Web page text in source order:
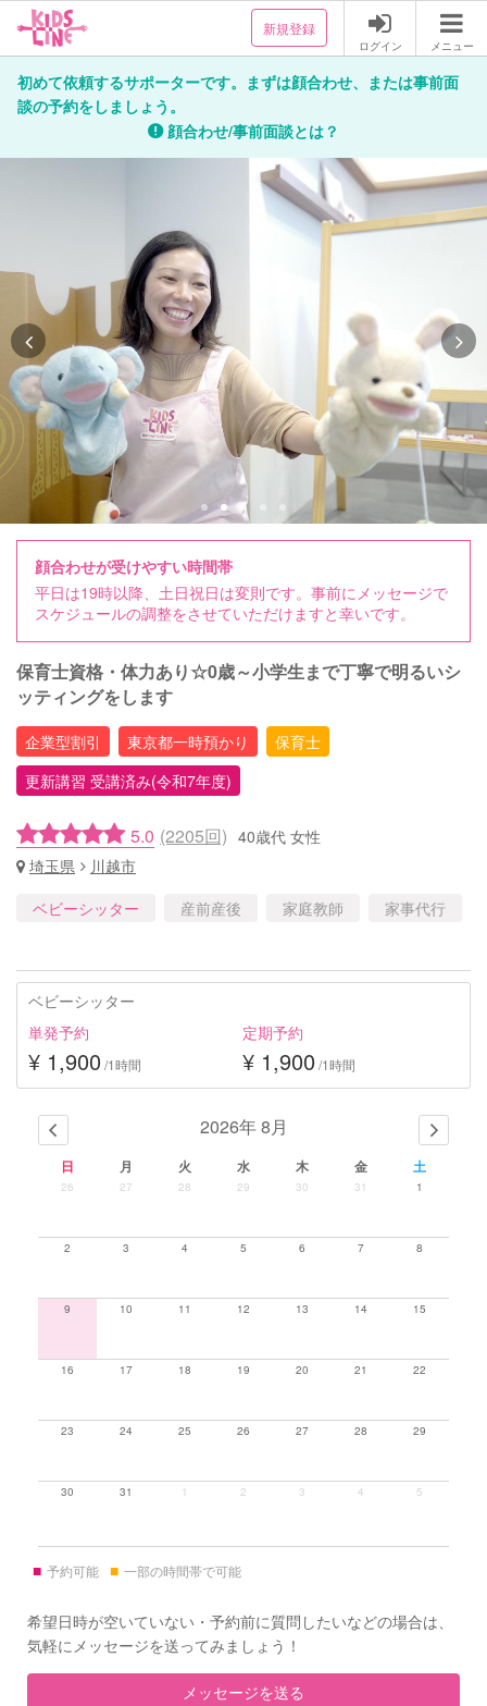
新規登録
ログイン メニュー
初めて依頼するサポーターです。まずは顔合わせ、または事前面
談の予約をしましょう。
顔合わせ/事前面談とは？
顔合わせが受けやすい時間帯
平日は19時以降、土日祝日は変則です。事前にメッセージで
スケジュールの調整をさせていただけますと幸いです。
保育士資格・体力あり☆0歳～小学生まで丁寧で明るいシ
ッティングをします
企業型割引 東京都一時預かり
保育士
更新講習 受講済み(令和7年度)
5.0 (2205回) 40歳代 女性
埼玉県
川越市
ベビーシッター
産前産後 家庭教師 家事代行
ベビーシッター
単発予約
¥ 1,900 /1時間
定期予約
¥ 1,900 /1時間
2026年 8月
日 月 火 水 木 金 土
26 27 28 29 30 31 1
2 3 4 5 6 7 8
9 10 11 12 13 14 15
16 17 18 19 20 21 22
23 24 25 26 27 28 29
30 31 1 2 3 4 5
■ 予約可能 ■ 一部の時間帯で可能
希望日時が空いていない・予約前に質問したいなどの場合は、
気軽にメッセージを送ってみましょう！
メッセージを送る